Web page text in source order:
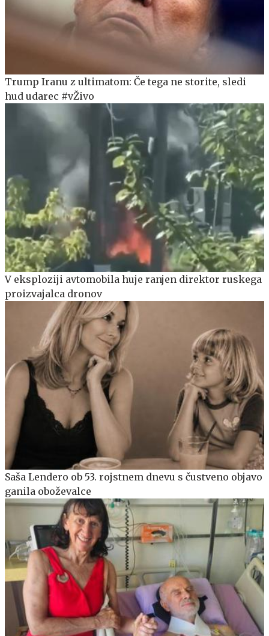
Trump Iranu z ultimatom: Če tega ne storite, sledi
hud udarec #vŽivo
V eksploziji avtomobila huje ranjen direktor ruskega
proizvajalca dronov
Saša Lendero ob 53. rojstnem dnevu s čustveno objavo
ganila oboževalce